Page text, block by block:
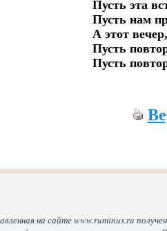
Пусть эта
Пусть нам
А этот
Пусть
Пусть
на сайте www.ruminus.ru